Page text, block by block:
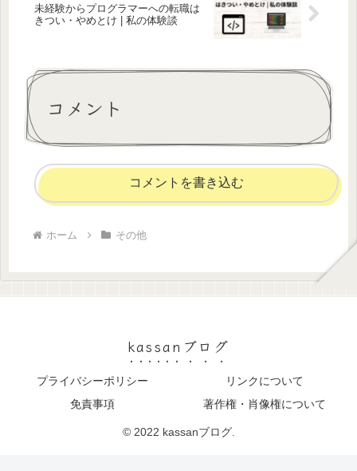
未経験からプログラマーへの転職は
きつい・やめとけ | 私の体験談
コメント
コメントを書き込む
ホーム その他
kassanブログ
プライバシーポリシー
リンクについて
免責事項
著作権・肖像権について
© 2022 kassanブログ.